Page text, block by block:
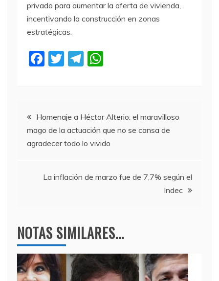
privado para aumentar la oferta de vivienda,
incentivando la construcción en zonas
estratégicas.
F
b
o
o
T
T
a
m
A
p
p
Navegación
de
Homenaje a Héctor Alterio: el maravilloso
mago de la actuación que no se cansa de
agradecer todo lo vivido
La inflación de marzo fue de 7,7% según el
Indec
NOTAS SIMILARES...